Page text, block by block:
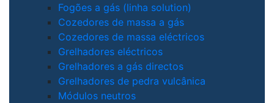
Fogões a gás (linha solution)
Cozedores de massa a gás
Cozedores de massa eléctricos
Grelhadores eléctricos
Grelhadores a gás directos
Grelhadores de pedra vulcânica
Módulos neutros